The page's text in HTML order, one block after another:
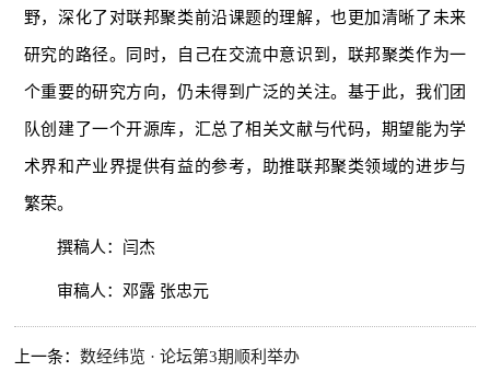
野，深化了对联邦聚类前沿课题的理解，也更加清晰了未来
研究的路径。同时，自己在交流中意识到，联邦聚类作为一
个重要的研究方向，仍未得到广泛的关注。基于此，我们团
队创建了一个开源库，汇总了相关文献与代码，期望能为学
术界和产业界提供有益的参考，助推联邦聚类领域的进步与
繁荣。
撰稿人：闫杰
审稿人：邓露 张忠元
上一条：数经纬览 · 论坛第3期顺利举办